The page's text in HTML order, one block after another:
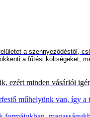
a szennyeződéstől,
a fűtési költségeket,
ezért minden vásárlói
műhelyünk van, így